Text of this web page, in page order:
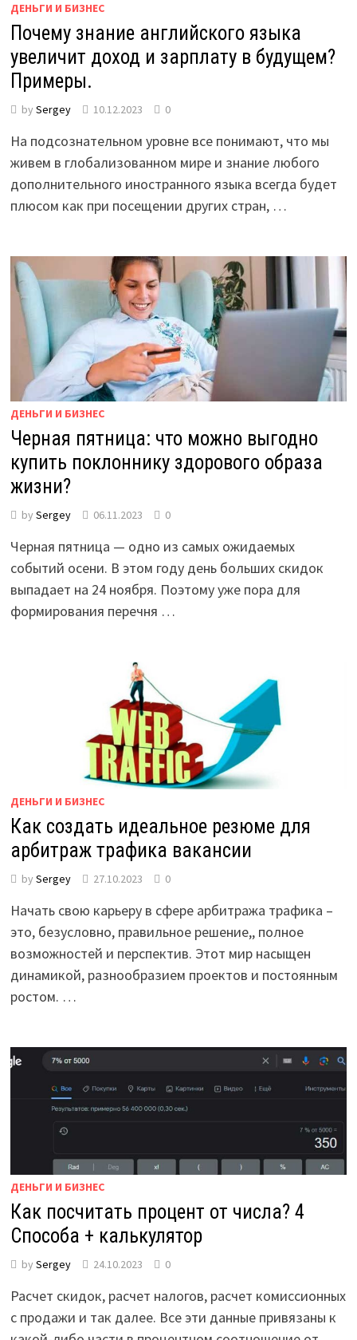
ДЕНЬГИ И БИЗНЕС
Почему знание английского языка
увеличит доход и зарплату в будущем?
Примеры.
by Sergey 10.12.2023 0
На подсознательном уровне все понимают, что мы
живем в глобализованном мире и знание любого
дополнительного иностранного языка всегда будет
плюсом как при посещении других стран, …
ДЕНЬГИ И БИЗНЕС
Черная пятница: что можно выгодно
купить поклоннику здорового образа
жизни?
by Sergey 06.11.2023 0
Черная пятница — одно из самых ожидаемых
событий осени. В этом году день больших скидок
выпадает на 24 ноября. Поэтому уже пора для
формирования перечня …
ДЕНЬГИ И БИЗНЕС
Как создать идеальное резюме для
арбитраж трафика вакансии
by Sergey 27.10.2023 0
Начать свою карьеру в сфере арбитража трафика –
это, безусловно, правильное решение,, полное
возможностей и перспектив. Этот мир насыщен
динамикой, разнообразием проектов и постоянным
ростом. …
ДЕНЬГИ И БИЗНЕС
Как посчитать процент от числа? 4
Способа + калькулятор
by Sergey 24.10.2023 0
Расчет скидок, расчет налогов, расчет комиссионных
с продажи и так далее. Все эти данные привязаны к